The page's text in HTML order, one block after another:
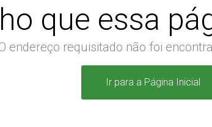
que essa
endereço requisitado não foi
Ir para a Página Inicial